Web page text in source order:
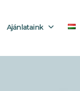
Ajánlataink